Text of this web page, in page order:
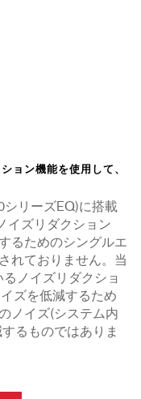
ョン機能を使用して、
シリーズEQ)に搭載
イズリダクション
るためのシングルエ
れておりません。当
ノイズリダクショ
ズを低減するため
ノイズ(システム内
るものではありま